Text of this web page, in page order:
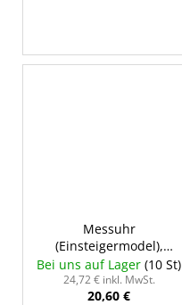
Messuhr
(Einsteigermodel),
10/0,01 mm, INSIZE
2301-10F
Bei uns auf Lager (10 St)
24,72 € inkl. MwSt.
20,60 €